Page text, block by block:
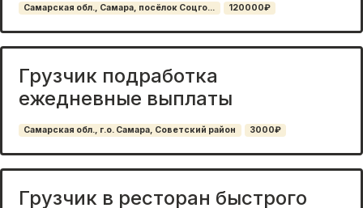
Самарская обл., Самара, посёлок Соцго... 120000₽
Грузчик подработка
ежедневные выплаты
Самарская обл., г.о. Самара, Советский район 3000₽
Грузчик в ресторан быстрого